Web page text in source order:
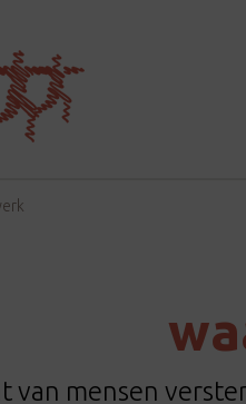
van mensen